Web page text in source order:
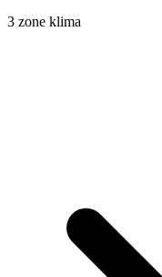
3 zone klima